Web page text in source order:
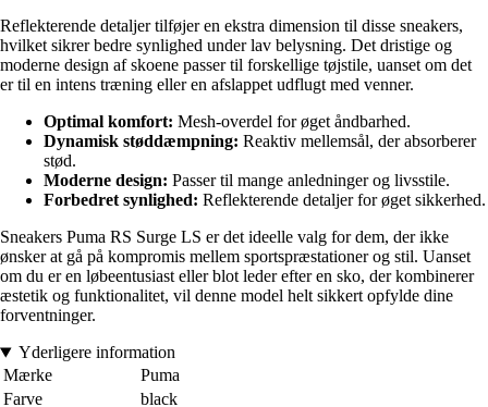
Reflekterende detaljer tilføjer en ekstra dimension til disse sneakers,
hvilket sikrer bedre synlighed under lav belysning. Det dristige og
moderne design af skoene passer til forskellige tøjstile, uanset om det
er til en intens træning eller en afslappet udflugt med venner.
Optimal komfort: Mesh-overdel for øget åndbarhed.
Dynamisk støddæmpning: Reaktiv mellemsål, der absorberer
stød.
Moderne design: Passer til mange anledninger og livsstile.
Forbedret synlighed: Reflekterende detaljer for øget sikkerhed.
Sneakers Puma RS Surge LS er det ideelle valg for dem, der ikke
ønsker at gå på kompromis mellem sportspræstationer og stil. Uanset
om du er en løbeentusiast eller blot leder efter en sko, der kombinerer
æstetik og funktionalitet, vil denne model helt sikkert opfylde dine
forventninger.
Yderligere information
Mærke
Puma
Farve
black